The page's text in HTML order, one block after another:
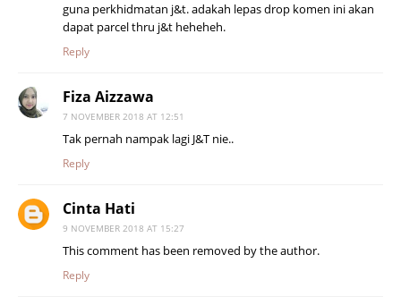
guna perkhidmatan j&t. adakah lepas drop komen ini akan
dapat parcel thru j&t heheheh.
Reply
Fiza Aizzawa
7 NOVEMBER 2018 AT 12:51
Tak pernah nampak lagi J&T nie..
Reply
Cinta Hati
9 NOVEMBER 2018 AT 15:27
This comment has been removed by the author.
Reply